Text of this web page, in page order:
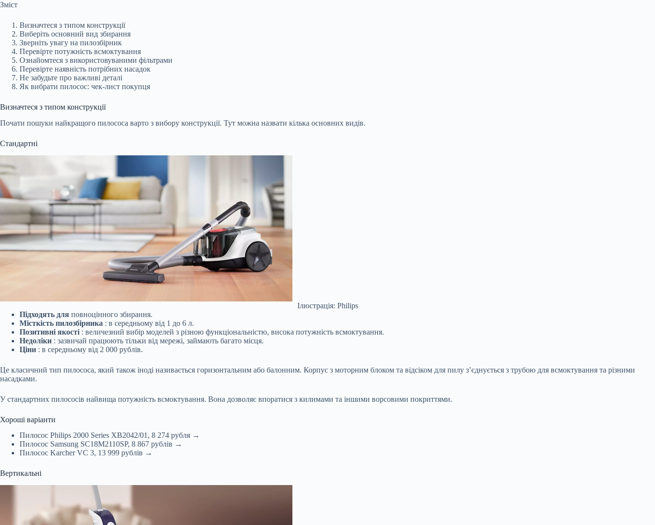
Зміст
Визначтеся з типом конструкції
Виберіть основний вид збирання
Зверніть увагу на пилозбірник
Перевірте потужність всмоктування
Ознайомтеся з використовуваними фільтрами
Перевірте наявність потрібних насадок
Не забудьте про важливі деталі
Як вибрати пилосос: чек-лист покупця
Визначтеся з типом конструкції
Почати пошуки найкращого пилососа варто з вибору конструкції. Тут можна назвати кілька основних видів.
Стандартні
Ілюстрація: Philips
Підходять для повноцінного збирання.
Місткість пилозбірника : в середньому від 1 до 6 л.
Позитивні якості : величезний вибір моделей з різною функціональністю, висока потужність всмоктування.
Недоліки : зазвичай працюють тільки від мережі, займають багато місця.
Ціни : в середньому від 2 000 рублів.
Це класичний тип пилососа, який також іноді називається горизонтальним або балонним. Корпус з моторним блоком та відсіком для пилу з’єднується з трубою для всмоктування та різними
насадками.
У стандартних пилососів найвища потужність всмоктування. Вона дозволяє впоратися з килимами та іншими ворсовими покриттями.
Хороші варіанти
Пилосос Philips 2000 Series XB2042/01, 8 274 рубля →
Пилосос Samsung SC18M2110SP, 8 867 рублів →
Пилосос Karcher VC 3, 13 999 рублів →
Вертикальні